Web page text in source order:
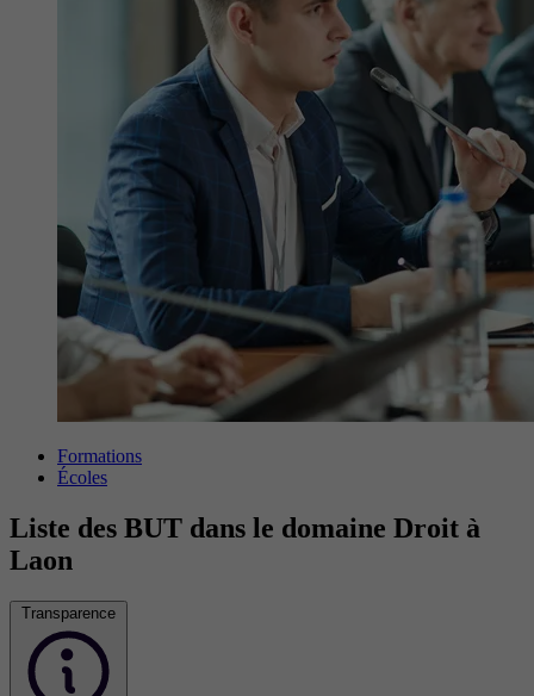
Formations
Écoles
Liste des BUT dans le domaine Droit à
Laon
Transparence